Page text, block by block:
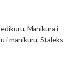
, Manikura i
i manikuru, Staleks